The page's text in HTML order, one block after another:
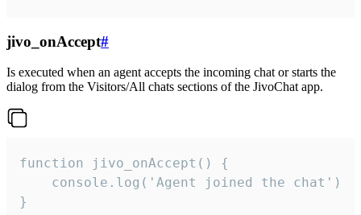
jivo_onAccept#
Is executed when an agent accepts the incoming chat or starts the
dialog from the Visitors/All chats sections of the JivoChat app.
function jivo_onAccept() {
}